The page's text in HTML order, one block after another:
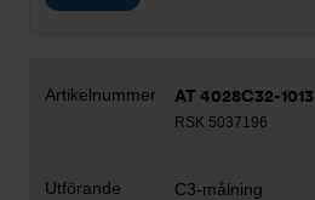
AT 4028C32-1013
RSK 5037196
C3-målning